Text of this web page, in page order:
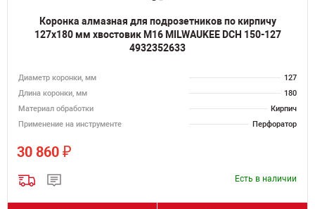
Коронка алмазная для подрозетников по кирпичу
127х180 мм хвостовик M16 MILWAUKEE DCH 150-127
4932352633
Диаметр коронки, мм
127
Длина коронки, мм
180
Материал обработки
Кирпич
Применение на инструменте
Перфоратор
30 860 ₽
Есть в наличии